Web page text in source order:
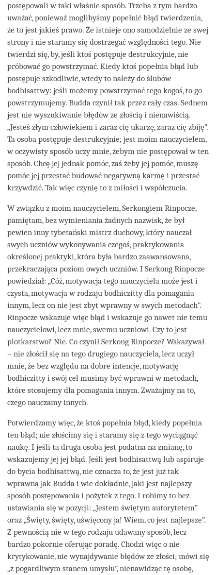
postępowali w taki właśnie sposób. Trzeba z tym bardzo
uważać, ponieważ moglibyśmy popełnić błąd twierdzenia,
że to jest jakieś prawo. Że istnieje ono samodzielnie ze swej
strony i nie staramy się dostrzegać względności tego. Nie
twierdzi się, by, jeśli ktoś postępuje destrukcyjnie, nie
próbować go powstrzymać. Kiedy ktoś popełnia błąd lub
postępuje szkodliwie, wtedy to należy do ślubów
bodhisattwy: jeśli możemy powstrzymać tego kogoś, to go
powstrzymujemy. Budda czynił tak przez cały czas. Sednem
jest nie wyszukiwanie błędów ze złością i nienawiścią.
„Jesteś złym człowiekiem i zaraz cię ukarzę, zaraz cię zbiję”.
Ta osoba postępuje destrukcyjnie; jest moim nauczycielem,
w oczywisty sposób uczy mnie, żebym nie postępował w ten
sposób. Chcę jej jednak pomóc, zaś żeby jej pomóc, muszę
pomóc jej przestać budować negatywną karmę i przestać
krzywdzić. Tak więc czynię to z miłości i współczucia.
W związku z moim nauczycielem, Serkongiem Rinpocze,
pamiętam, bez wymieniania żadnych nazwisk, że był
pewien inny tybetański mistrz duchowy, który nauczał
swych uczniów wykonywania czegoś, praktykowania
określonej praktyki, która była bardzo zaawansowana,
przekraczająca poziom owych uczniów. I Serkong Rinpocze
powiedział: „Cóż, motywacja tego nauczyciela może jest i
czysta, motywacja w rodzaju bodhiczitty dla pomagania
innym, lecz on nie jest zbyt wprawny w swych metodach”.
Rinpocze wskazuje więc błąd i wskazuje go nawet nie temu
nauczycielowi, lecz mnie, swemu uczniowi. Czy to jest
plotkarstwo? Nie. Co czynił Serkong Rinpocze? Wskazywał
– nie złościł się na tego drugiego nauczyciela, lecz uczył
mnie, że bez względu na dobre intencje, motywację
bodhiczitty i swój cel musimy być wprawni w metodach,
które stosujemy dla pomagania innym. Zważajmy na to,
czego nauczamy innych.
Potwierdzamy więc, że ktoś popełnia błąd, kiedy popełnia
ten błąd; nie złościmy się i staramy się z tego wyciągnąć
naukę. I jeśli ta druga osoba jest podatna na zmianę, to
wskazujemy jej jej błąd. Jeśli jest bodhisattwą lub aspiruje
do bycia bodhisattwą, nie oznacza to, że jest już tak
wprawna jak Budda i wie dokładnie, jaki jest najlepszy
sposób postępowania i pożytek z tego. I robimy to bez
ustawiania się w pozycji: „Jestem świętym autorytetem”
oraz „Święty, święty, uświęcony ja! Wiem, co jest najlepsze”.
Z pewnością nie w tego rodzaju udawany sposób, lecz
bardzo pokornie oferując poradę. Chodzi więc o nie
krytykowanie, nie wynajdywanie błędów ze złości; mówi się
„z pogardliwym stanem umysłu”, nienawidząc tę osobę,